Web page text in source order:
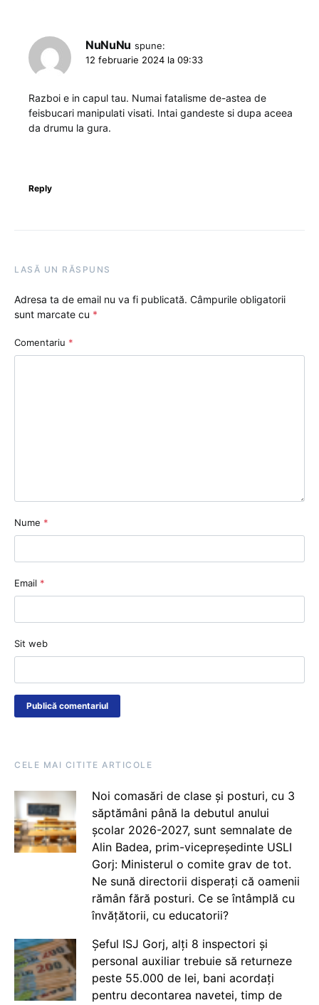
NuNuNu spune:
12 februarie 2024 la 09:33
Razboi e in capul tau. Numai fatalisme de-astea de
feisbucari manipulati visati. Intai gandeste si dupa aceea
da drumu la gura.
Reply
LASĂ UN RĂSPUNS
Adresa ta de email nu va fi publicată. Câmpurile obligatorii
sunt marcate cu *
Comentariu *
Nume *
Email *
Sit web
CELE MAI CITITE ARTICOLE
Noi comasări de clase și posturi, cu 3
săptămâni până la debutul anului
școlar 2026-2027, sunt semnalate de
Alin Badea, prim-vicepreședinte USLI
Gorj: Ministerul o comite grav de tot.
Ne sună directorii disperați că oamenii
rămân fără posturi. Ce se întâmplă cu
învățătorii, cu educatorii?
Șeful ISJ Gorj, alți 8 inspectori și
personal auxiliar trebuie să returneze
peste 55.000 de lei, bani acordați
pentru decontarea navetei, timp de